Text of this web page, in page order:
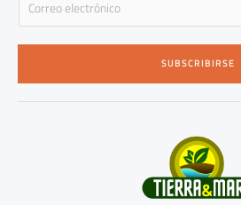
a
i
*
SUBSCRIBIRSE